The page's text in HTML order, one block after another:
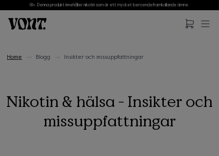
Hoppa till huvudinnehåll
18+. Denna produkt innehåller nikotin som är ett mycket beroendeframkallande ämne.
Home Blogg Insikter och missuppfattningar
Nikotin & hälsa - Insikter och
missuppfattningar